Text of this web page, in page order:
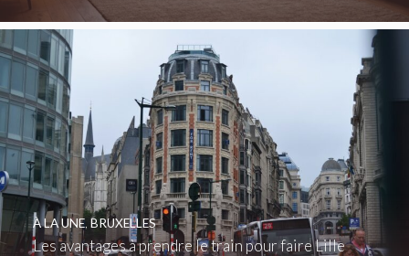
Les avantages à prendre le train pour faire Lille
À LA UNE, BRUXELLES